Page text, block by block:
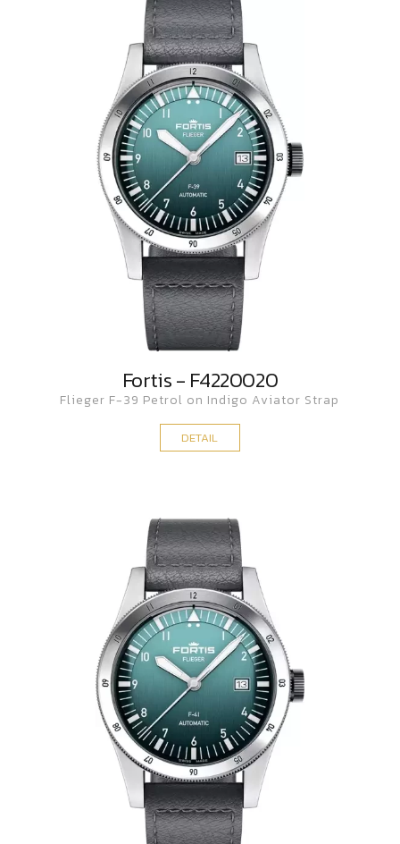
Fortis - F4220020
Flieger F-39 Petrol on Indigo Aviator Strap
DETAIL